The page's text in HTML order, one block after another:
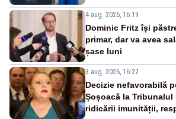
4 aug. 2026, 16:19
Dominic Fritz își
primar, dar va avea
șase luni
3 aug. 2026, 16:22
Decizie nefavorabilă
Șoșoacă la Tribunalul
ridicării imunității,